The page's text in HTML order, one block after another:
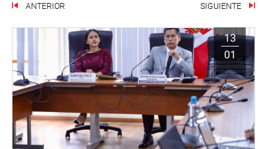
ANTERIOR SIGUIENTE
13
01